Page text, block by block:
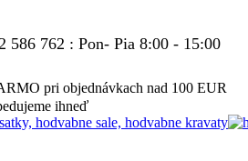
586 762 : Pon- Pia 8:00 - 15:00
pri objednávkach nad 100 EUR
ihneď